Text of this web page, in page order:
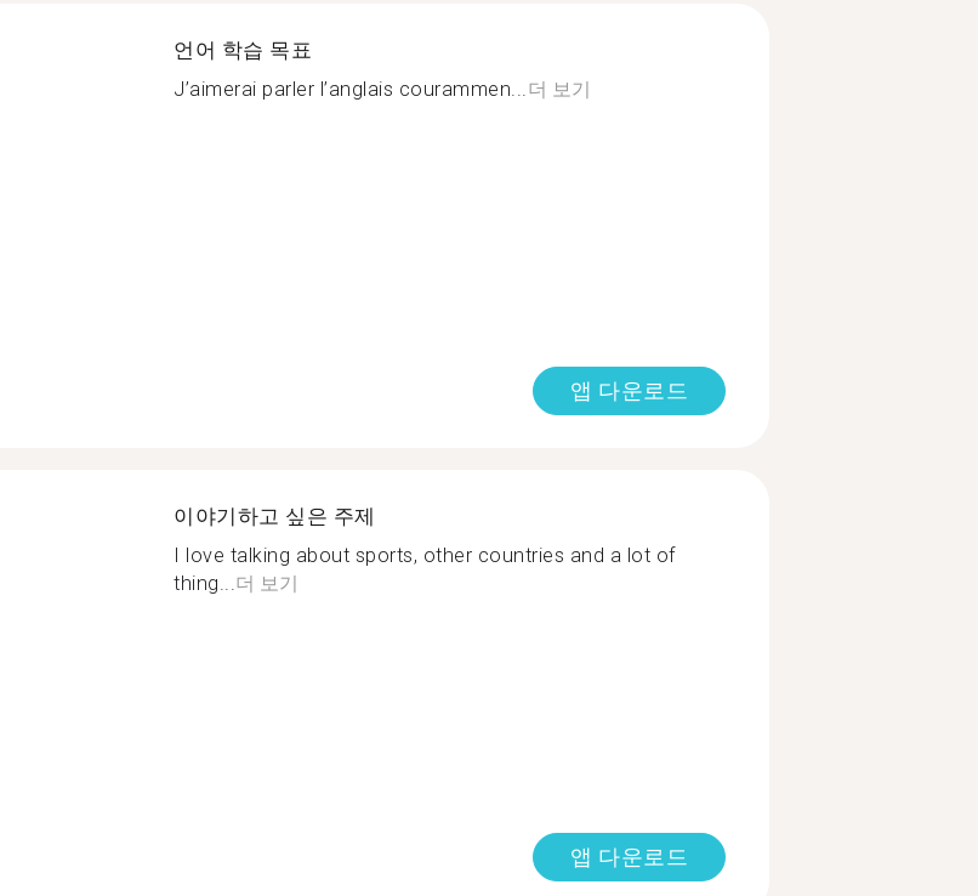
언어 학습 목표
J’aimerai parler l’anglais courammen...더 보기
앱 다운로드
이야기하고 싶은 주제
I love talking about sports, other countries and a lot of
thing...더 보기
앱 다운로드